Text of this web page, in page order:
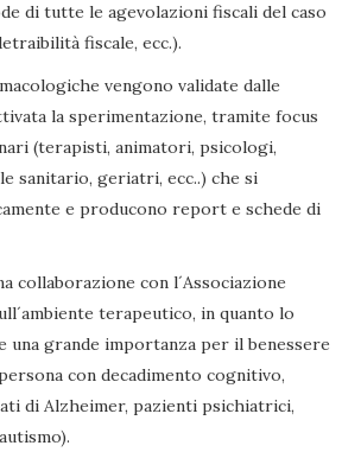
di tutte le agevolazioni fiscali del caso
fiscale, ecc.).
vengono validate dalle
la sperimentazione, tramite focus
(terapisti, animatori, psicologi,
sanitario, geriatri, ecc..) che si
e producono report e schede di
collaborazione con l´Associazione
terapeutico, in quanto lo
una grande importanza per il benessere
con decadimento cognitivo,
di Alzheimer, pazienti psichiatrici,